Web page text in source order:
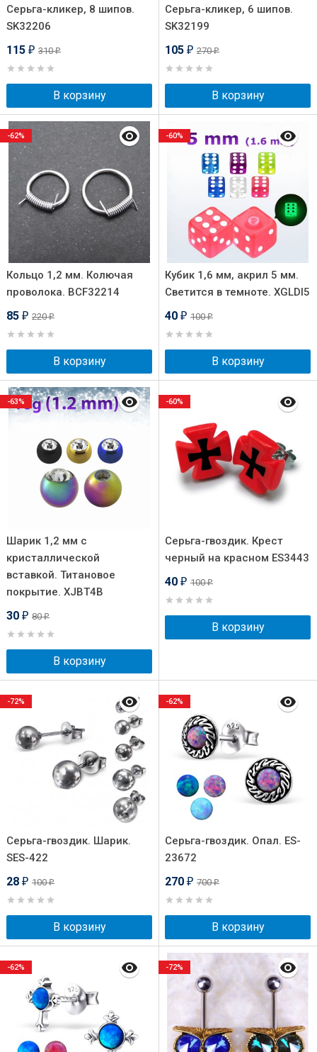
Серьга-кликер, 8 шипов.
SK32206
115 ₽ 310₽
В корзину
Серьга-кликер, 6 шипов.
SK32199
105 ₽ 270₽
В корзину
Кольцо 1,2 мм. Колючая
проволока. BCF32214
85 ₽ 220₽
В корзину
-62%
Кубик 1,6 мм, акрил 5 мм.
Светится в темноте. XGLDI5
40 ₽ 100₽
В корзину
-60%
Шарик 1,2 мм с
кристаллической
вставкой. Титановое
покрытие. XJBT4B
30 ₽ 80₽
В корзину
-63%
Серьга-гвоздик. Крест
черный на красном ES3443
40 ₽ 100₽
В корзину
-60%
Серьга-гвоздик. Шарик.
SES-422
28 ₽ 100₽
В корзину
-72%
Серьга-гвоздик. Опал. ES-
23672
270 ₽ 700₽
В корзину
-62%
-62% -72%